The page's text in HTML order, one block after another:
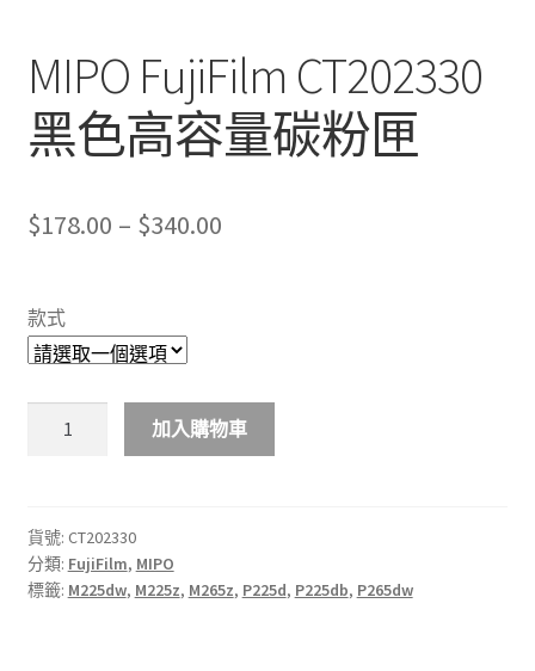
MIPO FujiFilm CT202330
黑色高容量碳粉匣
$178.00 – $340.00Price
$340.00
款式
色
高
容
加入購物車
貨號: CT202330
分類: FujiFilm, MIPO
標籤: M225dw, M225z, M265z, P225d, P225db, P265dw